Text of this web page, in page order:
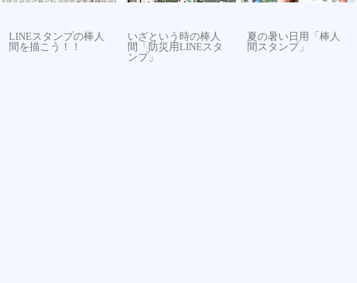
LINEスタンプの棒人
間を描こう！！
いざという時の棒人
間「防災用LINEスタ
ンプ」
夏の暑い日用「棒人
間スタンプ」